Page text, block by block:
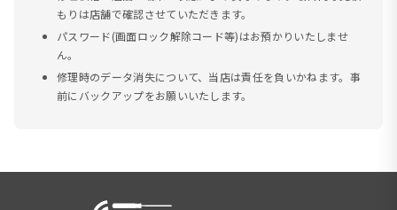
もりは店舗で確認させていただきます。
パスワード(画面ロック解除コード等)はお預かりいたしませ
ん。
修理時のデータ消失について、当店は責任を負いかねます。事
前にバックアップをお願いいたします。